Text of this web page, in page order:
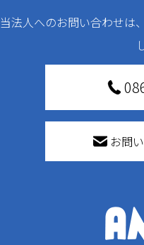
当法人へのお問い合わせは
お問